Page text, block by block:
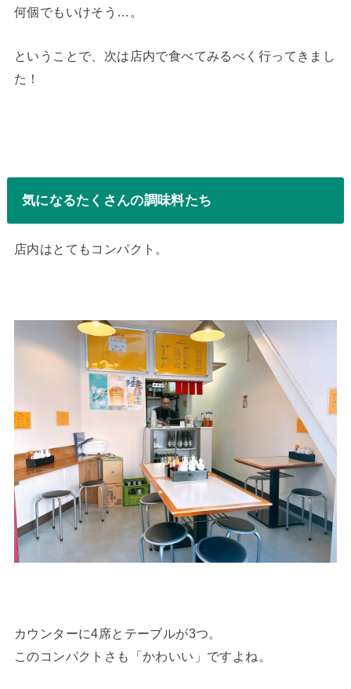
何個でもいけそう…。
ということで、次は店内で食べてみるべく行ってきまし
た！
気になるたくさんの調味料たち
店内はとてもコンパクト。
カウンターに4席とテーブルが3つ。
このコンパクトさも「かわいい」ですよね。